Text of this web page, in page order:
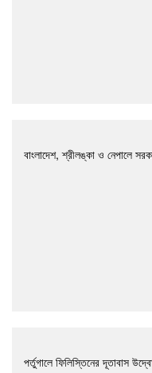
বাংলাদেশ, শ্রীলঙ্কা ও নেপালে
পর্তুগালে ফিলিস্তিনের দূতাবাস